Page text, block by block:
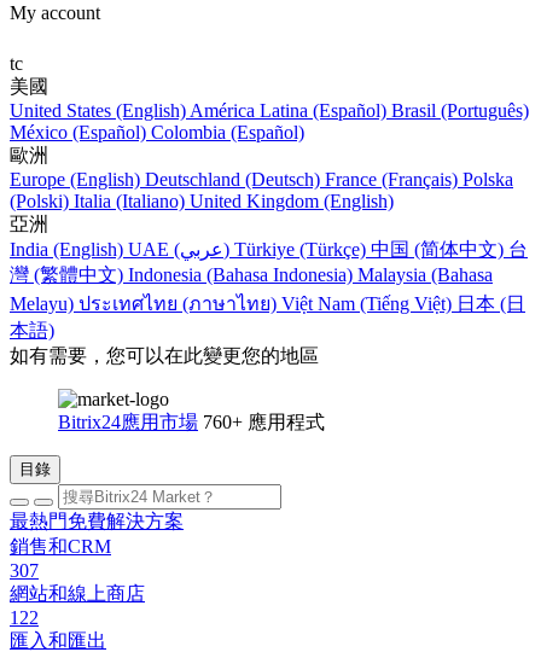
My account
tc
美國
United States (English) América Latina (Español) Brasil (Português)
México (Español) Colombia (Español)
歐洲
Europe (English) Deutschland (Deutsch) France (Français) Polska
(Polski) Italia (Italiano) United Kingdom (English)
亞洲
India (English)
UAE (عربي) Türkiye (Türkçe) 中国 (简体中文) 台
灣 (繁體中文) Indonesia (Bahasa Indonesia) Malaysia (Bahasa
Melayu) ประเทศไทย (ภาษาไทย) Việt Nam (Tiếng Việt) 日本 (日
本語)
如有需要，您可以在此變更您的地區
Bitrix24應用市場 760+ 應用程式
目錄
最熱門免費解決方案
銷售和CRM
307
網站和線上商店
122
匯入和匯出